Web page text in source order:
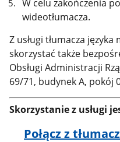
W celu zakończenia
wideotłumacza.
Z usługi tłumacza
skorzystać także
Obsługi Administracji
69/71, budynek A, pokój
Skorzystanie z usługi
Połącz z